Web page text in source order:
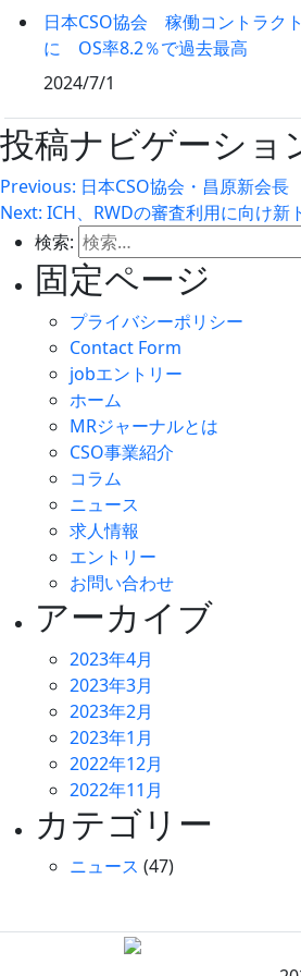
日本CSO協会 稼働コントラク
に OS率8.2％で過去最高
2024/7/1
投稿ナビゲーショ
Previous: 日本CSO協会・昌原新会
Next: ICH、RWDの審査利用に向け
検索:
固定ページ
プライバシーポリシー
Contact Form
jobエントリー
ホーム
MRジャーナルとは
CSO事業紹介
コラム
ニュース
求人情報
エントリー
お問い合わせ
アーカイブ
2023年4月
2023年3月
2023年2月
2023年1月
2022年12月
2022年11月
カテゴリー
ニュース (47)